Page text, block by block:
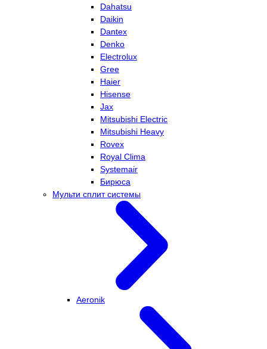
Dahatsu
Daikin
Dantex
Denko
Electrolux
Gree
Haier
Hisense
Jax
Mitsubishi Electric
Mitsubishi Heavy
Rovex
Royal Clima
Systemair
Бирюса
Мульти сплит системы
Aeronik